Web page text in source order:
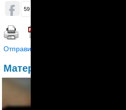
59
Отправить другу
Материалы по теме: